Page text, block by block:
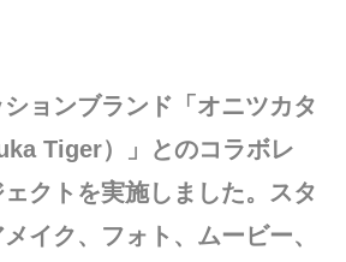
ョンブランド「オニツカタ
Tiger）」とのコラボレ
クトを実施しました。スタ
イク、フォト、ムービー、